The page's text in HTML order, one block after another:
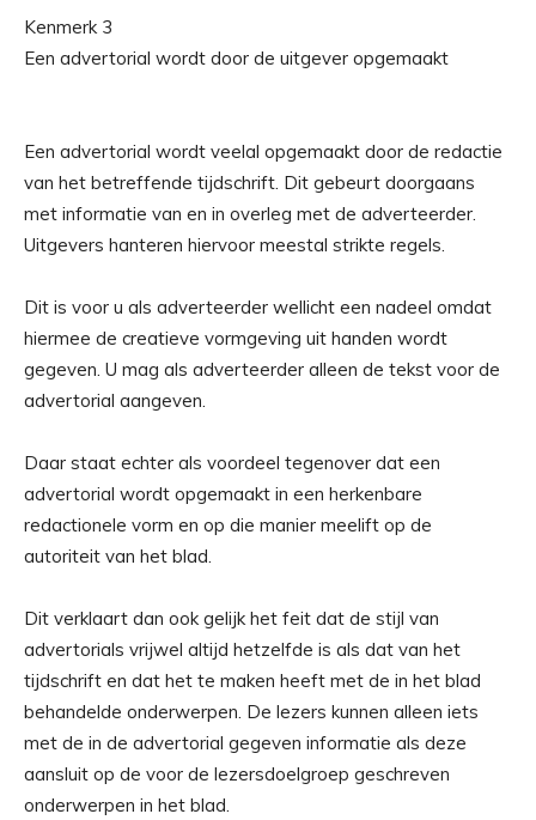
Kenmerk 3
Een advertorial wordt door de uitgever opgemaakt
Een advertorial wordt veelal opgemaakt door de redactie
van het betreffende tijdschrift. Dit gebeurt doorgaans
met informatie van en in overleg met de adverteerder.
Uitgevers hanteren hiervoor meestal strikte regels.
Dit is voor u als adverteerder wellicht een nadeel omdat
hiermee de creatieve vormgeving uit handen wordt
gegeven. U mag als adverteerder alleen de tekst voor de
advertorial aangeven.
Daar staat echter als voordeel tegenover dat een
advertorial wordt opgemaakt in een herkenbare
redactionele vorm en op die manier meelift op de
autoriteit van het blad.
Dit verklaart dan ook gelijk het feit dat de stijl van
advertorials vrijwel altijd hetzelfde is als dat van het
tijdschrift en dat het te maken heeft met de in het blad
behandelde onderwerpen. De lezers kunnen alleen iets
met de in de advertorial gegeven informatie als deze
aansluit op de voor de lezersdoelgroep geschreven
onderwerpen in het blad.